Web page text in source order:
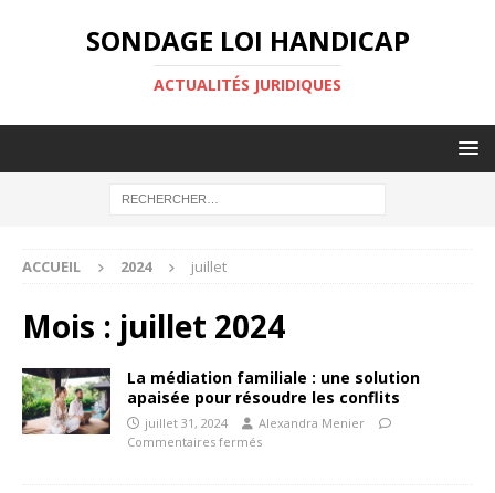
SONDAGE LOI HANDICAP
ACTUALITÉS JURIDIQUES
ACCUEIL 2024 juillet
Mois : juillet 2024
La médiation familiale : une solution
apaisée pour résoudre les conflits
juillet 31, 2024
Alexandra Menier
Commentaires fermés